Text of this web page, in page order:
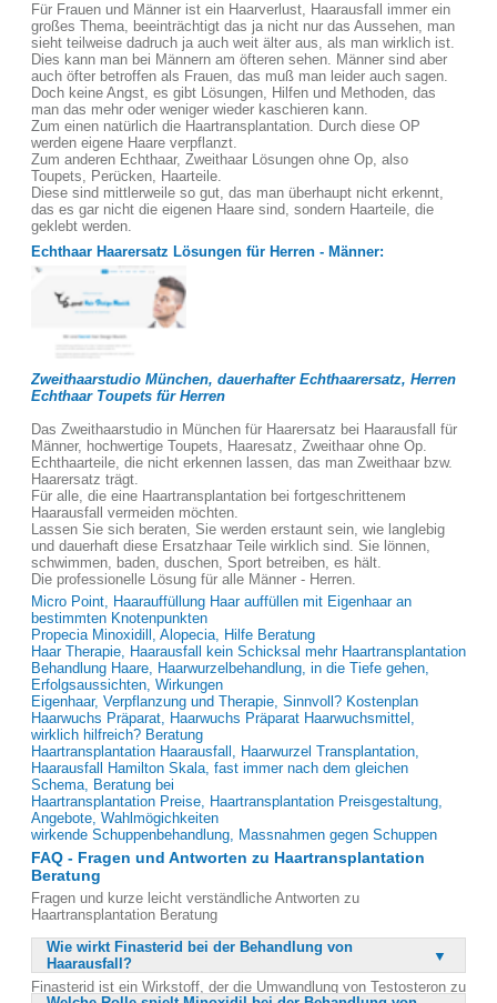
Für Frauen und Männer ist ein Haarverlust, Haarausfall immer ein
großes Thema, beeinträchtigt das ja nicht nur das Aussehen, man
sieht teilweise dadruch ja auch weit älter aus, als man wirklich ist.
Dies kann man bei Männern am öfteren sehen. Männer sind aber
auch öfter betroffen als Frauen, das muß man leider auch sagen.
Doch keine Angst, es gibt Lösungen, Hilfen und Methoden, das
man das mehr oder weniger wieder kaschieren kann.
Zum einen natürlich die Haartransplantation. Durch diese OP
werden eigene Haare verpflanzt.
Zum anderen Echthaar, Zweithaar Lösungen ohne Op, also
Toupets, Perücken, Haarteile.
Diese sind mittlerweile so gut, das man überhaupt nicht erkennt,
das es gar nicht die eigenen Haare sind, sondern Haarteile, die
geklebt werden.
Echthaar Haarersatz Lösungen für Herren - Männer:
Zweithaarstudio München, dauerhafter Echthaarersatz, Herren
Echthaar Toupets für Herren
Das Zweithaarstudio in München für Haarersatz bei Haarausfall für
Männer, hochwertige Toupets, Haaresatz, Zweithaar ohne Op.
Echthaarteile, die nicht erkennen lassen, das man Zweithaar bzw.
Haarersatz trägt.
Für alle, die eine Haartransplantation bei fortgeschrittenem
Haarausfall vermeiden möchten.
Lassen Sie sich beraten, Sie werden erstaunt sein, wie langlebig
und dauerhaft diese Ersatzhaar Teile wirklich sind. Sie lönnen,
schwimmen, baden, duschen, Sport betreiben, es hält.
Die professionelle Lösung für alle Männer - Herren.
Micro Point, Haarauffüllung Haar auffüllen mit Eigenhaar an
bestimmten Knotenpunkten
Propecia Minoxidill, Alopecia, Hilfe Beratung
Haar Therapie, Haarausfall kein Schicksal mehr Haartransplantation
Behandlung Haare, Haarwurzelbehandlung, in die Tiefe gehen,
Erfolgsaussichten, Wirkungen
Eigenhaar, Verpflanzung und Therapie, Sinnvoll? Kostenplan
Haarwuchs Präparat, Haarwuchs Präparat Haarwuchsmittel,
wirklich hilfreich? Beratung
Haartransplantation Haarausfall, Haarwurzel Transplantation,
Haarausfall Hamilton Skala, fast immer nach dem gleichen
Schema, Beratung bei
Haartransplantation Preise, Haartransplantation Preisgestaltung,
Angebote, Wahlmögichkeiten
wirkende Schuppenbehandlung, Massnahmen gegen Schuppen
FAQ - Fragen und Antworten zu Haartransplantation
Beratung
Fragen und kurze leicht verständliche Antworten zu
Haartransplantation Beratung
Wie wirkt Finasterid bei der Behandlung von
Haarausfall?
Finasterid ist ein Wirkstoff, der die Umwandlung von Testosteron zu